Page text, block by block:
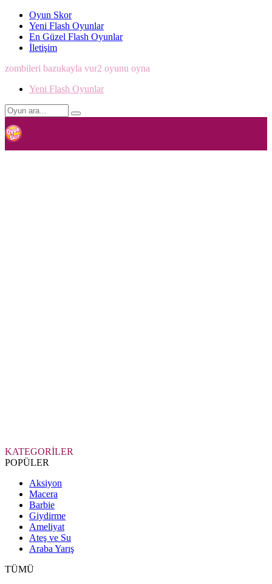
Oyun Skor
Yeni Flash Oyunlar
En Güzel Flash Oyunlar
İletişim
zombileri bazukayla vur2 oyunu oyna
Yeni Flash Oyunlar
KATEGORİLER
POPÜLER
Aksiyon
Macera
Barbie
Giydirme
Ameliyat
Ateş ve Su
Araba Yarış
TÜMÜ